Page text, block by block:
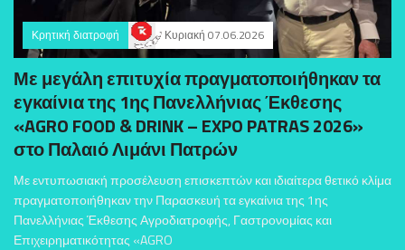
Κρητική διατροφή Κυριακή 07.06.2026
Με μεγάλη επιτυχία πραγματοποιήθηκαν τα
εγκαίνια της 1ης Πανελλήνιας Έκθεσης
«AGRO FOOD & DRINK – EXPO PATRAS 2026»
στο Παλαιό Λιμάνι Πατρών
Με εντυπωσιακή προσέλευση επισκεπτών και ιδιαίτερα θετικό κλίμα
πραγματοποιήθηκαν την Παρασκευή τα εγκαίνια της 1ης
Πανελλήνιας Έκθεσης Αγροδιατροφής, Γαστρονομίας και
Επιχειρηματικότητας «AGRO